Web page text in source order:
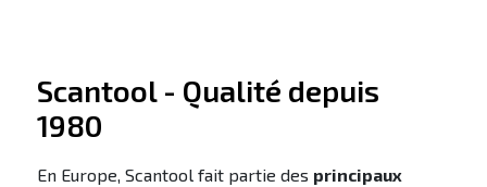
Scantool - Qualité depuis
1980
En Europe, Scantool fait partie des principaux